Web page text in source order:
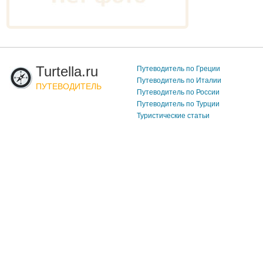
Turtella.ru
ПУТЕВОДИТЕЛЬ
Путеводитель по Греции
Путеводитель по Италии
Путеводитель по России
Путеводитель по Турции
Туристические статьи